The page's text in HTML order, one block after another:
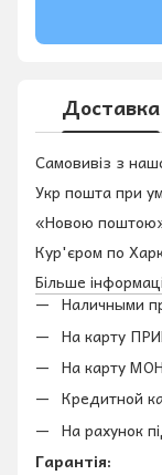
Доставка
Самовивіз з
Укр пошта при
«Новою
Кур'єром по
Більше
Наличными
На карту
На карту
Кредитной
На рахунок
Гарантія: